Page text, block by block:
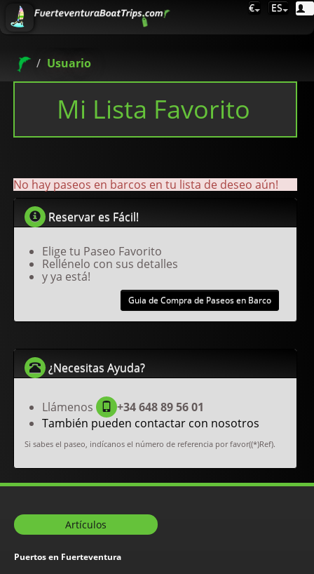
€ ES
Usuario
Mi Lista Favorito
No hay paseos en barcos en tu lista de deseo aún!
Reservar es Fácil!
Elige tu Paseo Favorito
Rellénelo con sus detalles
y ya está!
Guia de Compra de Paseos en Barco
¿Necesitas Ayuda?
Llámenos
+34 648 89 56 01
También pueden contactar con nosotros
Si sabes el paseo, indícanos el número de referencia por favor((*)Ref).
Artículos
Puertos en Fuerteventura